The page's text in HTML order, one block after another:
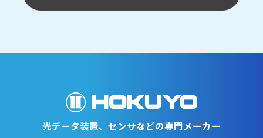
光データ装置、センサなどの専門メーカー